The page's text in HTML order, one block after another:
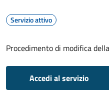
Servizio attivo
Procedimento di modifica
Accedi al servizio